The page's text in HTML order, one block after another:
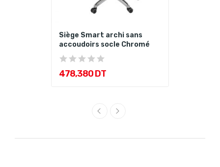
Siège Smart archi sans
accoudoirs socle Chromé
478,380 DT